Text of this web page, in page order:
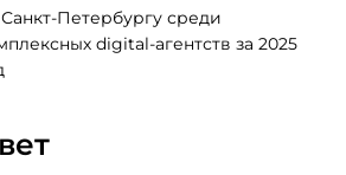
Петербургу среди
digital-агентств за 2025